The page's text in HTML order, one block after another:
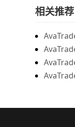
相关推荐
黄金价
价格下跌
格上涨